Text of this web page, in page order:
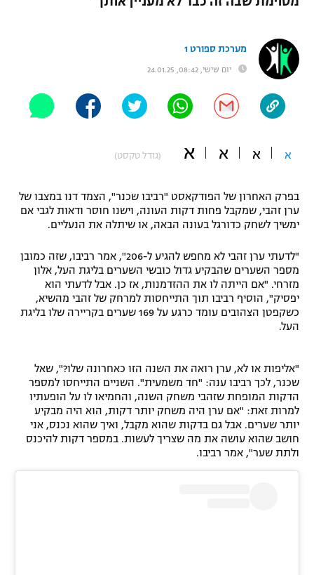
"מעל הליגה" – פודקאסט
"מחצית בשכונה" – פודקאסט
תקנון עבור פעילות אלקטרה
תקנון עבור פעילות ספורט 1 – "מרלן"
תנאי שימוש
מדיניות פרטיות
תקנון פעילות ספורט 1
רשיון להקרנה פומבית לבית עסק
הצטרפות לחבילת הערוצים
לוח דרושים – ג'ובנט
בני יהודה
היאבקות WWE
אופניים
פוטבול אמריקאי NFL
ספורט אתגרי ואקסטרים
אומנויות לחימה
מערכת ספורט 1
יום שישי, 08:42, 24.01.25
א א א א (גודל טקסט)
בפרק האחרון של הפודקאסט "רביבו שכנר", הצמד דנו במצבו של
ערן זהבי, שמקבל פחות דקות העונה, וישנו חוסר ודאות לגבי אם
ימשיך לשחק כדורגל בעונה הבאה, או שיתלה את הנעליים.
"לדעתי ערן זהבי לא מחפש להגיע ל-206", אמר רביבו, שזה כמובן
מספר השערים שהבקיע גדול כובשי השערים בליגת העל, אלון
מזרחי. "אם הייתה לו את ההזדמנות, אז כן. אבל לדעתי הוא
יפסיק", הוסיף רביבו תוך התייחסות למרחק של זהבי מהשיא,
כשקפטן הצהובים עומד כרגע על 169 שערים בקריירה שלו בליגת
העל.
"אליפות או לא, ערן רואה את השנה הזו כאחרונה שלו?", שאל
שכנר, לכך רביבו ענה: "חד משמעית". השניים התייחסו למספר
הדקות המופחת שזהבי משחק השנה, והחמיאו לו על הופעתיו
למרות זאת: "אם ערן היה משחק יותר דקות, הוא היה מבקיע
יותר שערים. אבל גם בדקות שהוא מקבל, ואיך שהוא נכנס, אני
חושב שהוא עושה את מה שצריך לעשות. במספר דקות להיכנס
ולתת שער", אמר רביבו.